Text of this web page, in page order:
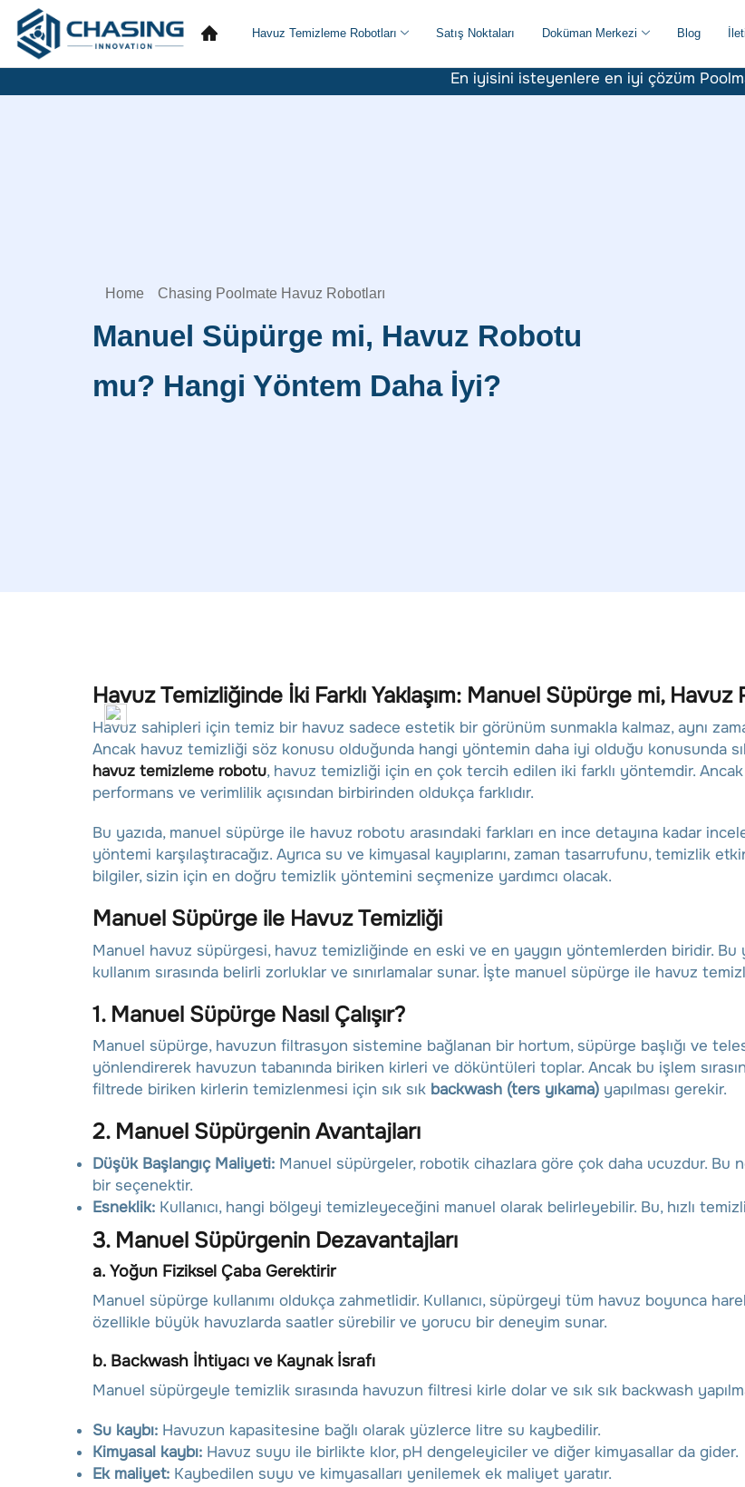
Havuz Temizleme Robotları Satış Noktaları Doküman Merkezi Blog
En iyisini isteyenlere en iyi çözüm
Home Chasing Poolmate Havuz Robotları
Manuel Süpürge mi, Havuz Robotu
mu? Hangi Yöntem Daha İyi?
Havuz Temizliğinde İki Farklı Yaklaşım: Manuel Süpürge mi,
Havuz sahipleri için temiz bir havuz sadece estetik bir görünüm sunmakla kalmaz, aynı
Ancak havuz temizliği söz konusu olduğunda hangi yöntemin daha iyi olduğu konusunda
havuz temizleme robotu, havuz temizliği için en çok tercih edilen iki farklı yöntemdir.
performans ve verimlilik açısından birbirinden oldukça farklıdır.
Bu yazıda, manuel süpürge ile havuz robotu arasındaki farkları en ince detayına kadar
yöntemi karşılaştıracağız. Ayrıca su ve kimyasal kayıplarını, zaman tasarrufunu, temizlik
bilgiler, sizin için en doğru temizlik yöntemini seçmenize yardımcı olacak.
Manuel Süpürge ile Havuz Temizliği
Manuel havuz süpürgesi, havuz temizliğinde en eski ve en yaygın yöntemlerden biridir. Bu
kullanım sırasında belirli zorluklar ve sınırlamalar sunar. İşte manuel süpürge ile havuz
1. Manuel Süpürge Nasıl Çalışır?
Manuel süpürge, havuzun filtrasyon sistemine bağlanan bir hortum, süpürge başlığı ve
yönlendirerek havuzun tabanında biriken kirleri ve döküntüleri toplar. Ancak bu işlem
filtrede biriken kirlerin temizlenmesi için sık sık backwash (ters yıkama) yapılması gerekir.
2. Manuel Süpürgenin Avantajları
Düşük Başlangıç Maliyeti: Manuel süpürgeler, robotik cihazlara göre çok daha ucuzdur.
bir seçenektir.
Esneklik: Kullanıcı, hangi bölgeyi temizleyeceğini manuel olarak belirleyebilir. Bu, hızlı
3. Manuel Süpürgenin Dezavantajları
a. Yoğun Fiziksel Çaba Gerektirir
Manuel süpürge kullanımı oldukça zahmetlidir. Kullanıcı, süpürgeyi tüm havuz boyunca
özellikle büyük havuzlarda saatler sürebilir ve yorucu bir deneyim sunar.
b. Backwash İhtiyacı ve Kaynak İsrafı
Manuel süpürgeyle temizlik sırasında havuzun filtresi kirle dolar ve sık sık backwash
Su kaybı: Havuzun kapasitesine bağlı olarak yüzlerce litre su kaybedilir.
Kimyasal kaybı: Havuz suyu ile birlikte klor, pH dengeleyiciler ve diğer kimyasallar da gider.
Ek maliyet: Kaybedilen suyu ve kimyasalları yenilemek ek maliyet yaratır.